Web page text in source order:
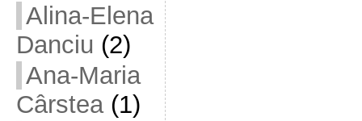
Alina-Elena
Danciu (2)
Ana-Maria
Cârstea(1)